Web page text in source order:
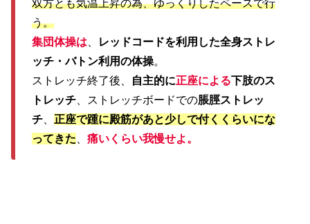
双方とも気温上昇の為、ゆっくりしたペースで行
う。
集団体操は
レッドコードを利用した全身ストレ
ッチ・バトン利用の体操。
ストレッチ終了後、
自主的に正座による下肢のス
トレッチ 、ストレッチボードでの脹脛ストレッ
チ
正座で踵に殿筋があと少しで付くくらいにな
ってきた
痛いくらい我慢せよ。